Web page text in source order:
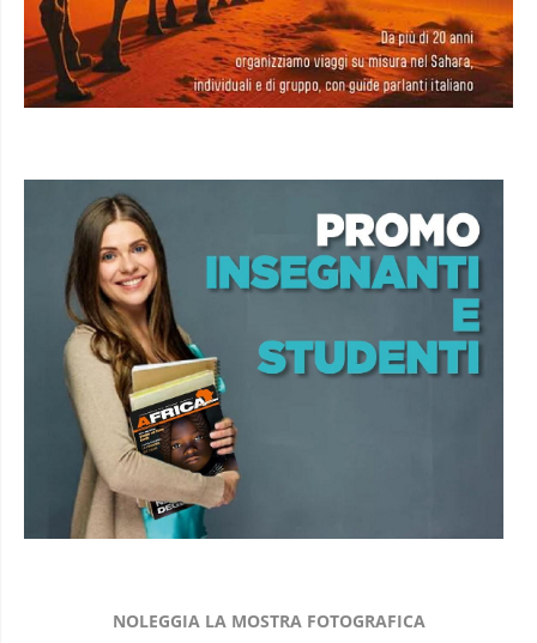
NOLEGGIA LA MOSTRA FOTOGRAFICA